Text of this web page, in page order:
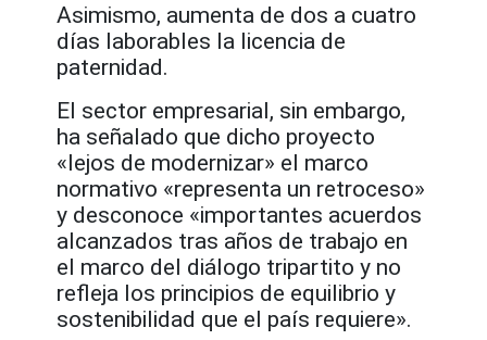
Asimismo, aumenta de dos a cuatro
días laborables la licencia de
paternidad.
El sector empresarial, sin embargo,
ha señalado que dicho proyecto
«lejos de modernizar» el marco
normativo «representa un retroceso»
y desconoce «importantes acuerdos
alcanzados tras años de trabajo en
el marco del diálogo tripartito y no
refleja los principios de equilibrio y
sostenibilidad que el país requiere».